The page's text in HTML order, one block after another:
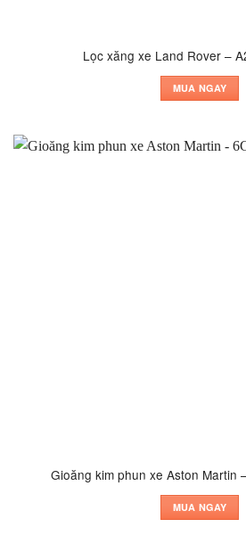
Lọc xăng xe Land Rover –
MUA NGAY
Gioăng kim phun xe Aston Martin
MUA NGAY